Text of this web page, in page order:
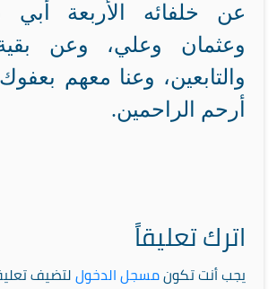
عن خلفائه الأربعة أبي
وعثمان وعلي، وعن
والتابعين، وعنا معهم
أرحم الراحمين.
اترك تعليقاً
يجب أنت تكونمسجل الدخوللتضيف